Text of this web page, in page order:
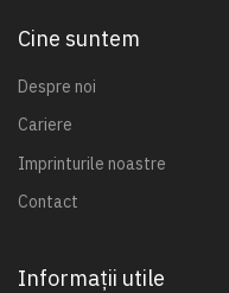
Cine suntem
Despre noi
Cariere
Imprinturile noastre
Contact
Informații utile